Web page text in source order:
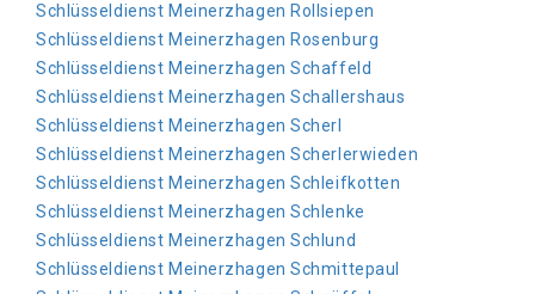
Schlüsseldienst Meinerzhagen Rollsiepen
Schlüsseldienst Meinerzhagen Rosenburg
Schlüsseldienst Meinerzhagen Schaffeld
Schlüsseldienst Meinerzhagen Schallershaus
Schlüsseldienst Meinerzhagen Scherl
Schlüsseldienst Meinerzhagen Scherlerwieden
Schlüsseldienst Meinerzhagen Schleifkotten
Schlüsseldienst Meinerzhagen Schlenke
Schlüsseldienst Meinerzhagen Schlund
Schlüsseldienst Meinerzhagen Schmittepaul